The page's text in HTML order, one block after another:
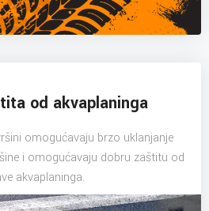
od akvaplaninga
omogućavaju brzo uklanjanje
i omogućavaju dobru zaštitu od
akvaplaninga.